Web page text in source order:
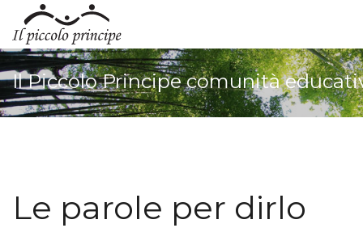
Il Piccolo Principe comunità
Le parole per dirlo